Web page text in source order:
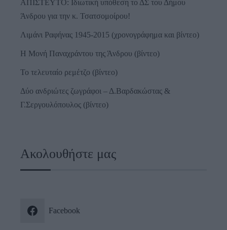
ΑΠΙΣΤΕΥΤΟ: Ιδιωτική υπόθεση το ΔΣ του Δήμου
Άνδρου για την κ. Τσατσομοίρου!
Λιμάνι Ραφήνας 1945-2015 (χρονογράφημα και βίντεο)
Η Μονή Παναχράντου της Άνδρου (βίντεο)
Το τελευταίο ρεμέτζο (βίντεο)
Δύο ανδριώτες ζωγράφοι – Δ.Βαρδακώστας &
Γ.Σεργουλόπουλος (βίντεο)
Ακολουθήστε μας
Facebook